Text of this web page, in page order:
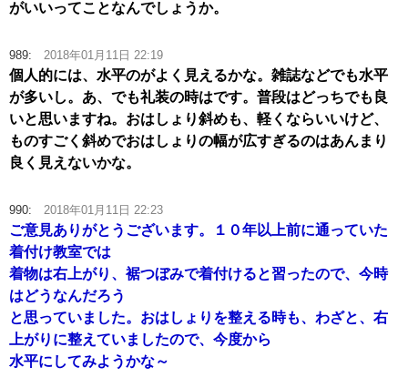
がいいってことなんでしょうか。
989: 2018年01月11日 22:19
個人的には、水平のがよく見えるかな。雑誌などでも水平
が多いし。あ、でも礼装の時はです。普段はどっちでも良
いと思いますね。おはしょり斜めも、軽くならいいけど、
ものすごく斜めでおはしょりの幅が広すぎるのはあんまり
良く見えないかな。
990: 2018年01月11日 22:23
ご意見ありがとうございます。１０年以上前に通っていた
着付け教室では
着物は右上がり、裾つぼみで着付けると習ったので、今時
はどうなんだろう
と思っていました。おはしょりを整える時も、わざと、右
上がりに整えていましたので、今度から
水平にしてみようかな～